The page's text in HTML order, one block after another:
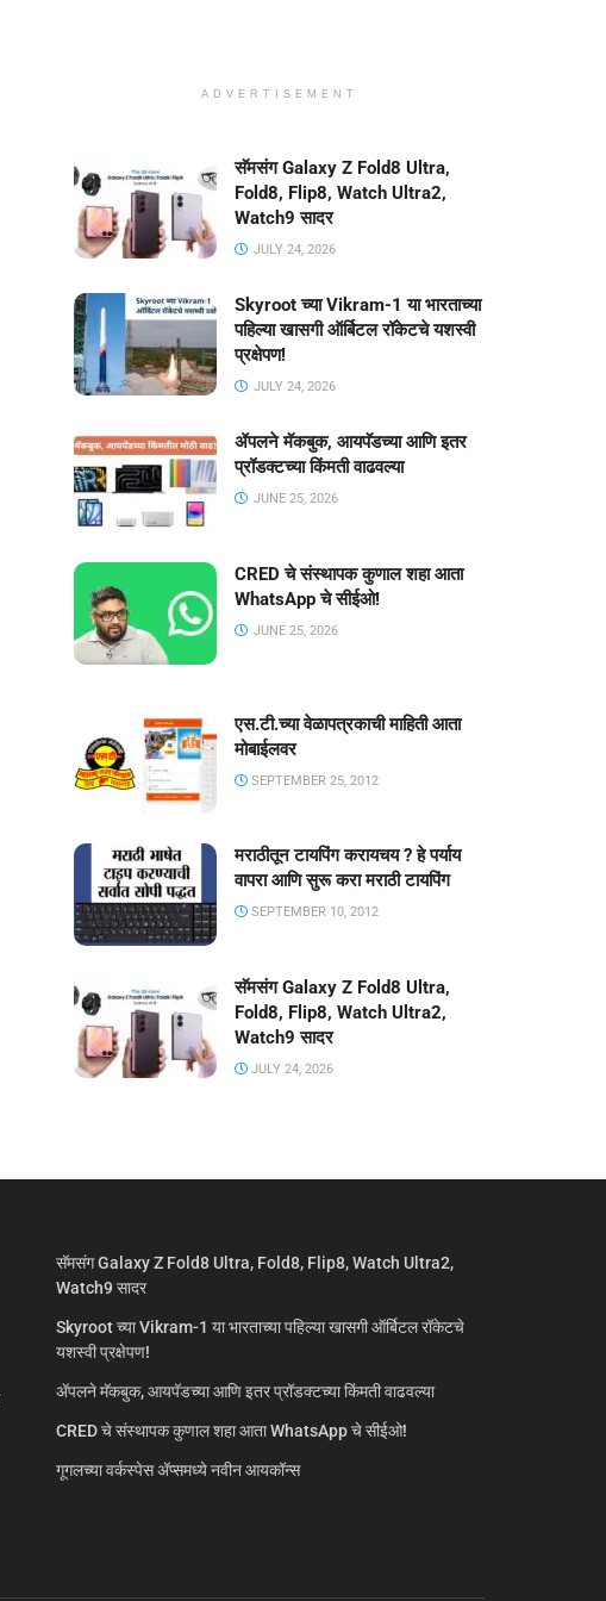
ADVERTISEMENT
सॅमसंग Galaxy Z Fold8 Ultra,
Fold8, Flip8, Watch Ultra2,
Watch9 सादर
JULY 24, 2026
Skyroot च्या Vikram-1 या भारताच्या
पहिल्या खासगी ऑर्बिटल रॉकेटचे यशस्वी
प्रक्षेपण!
JULY 24, 2026
ॲपलने मॅकबुक, आयपॅडच्या आणि इतर
प्रॉडक्टच्या किंमती वाढवल्या
JUNE 25, 2026
CRED चे संस्थापक कुणाल शहा आता
WhatsApp चे सीईओ!
JUNE 25, 2026
एस.टी.च्या वेळापत्रकाची माहिती आता
मोबाईलवर
SEPTEMBER 25, 2012
मराठीतून टायपिंग करायचय ? हे पर्याय
वापरा आणि सुरू करा मराठी टायपिंग
SEPTEMBER 10, 2012
सॅमसंग Galaxy Z Fold8 Ultra,
Fold8, Flip8, Watch Ultra2,
Watch9 सादर
JULY 24, 2026
सॅमसंग Galaxy Z Fold8 Ultra, Fold8, Flip8, Watch Ultra2,
Watch9 सादर
Skyroot च्या Vikram-1 या भारताच्या पहिल्या खासगी ऑर्बिटल रॉकेटचे
यशस्वी प्रक्षेपण!
ॲपलने मॅकबुक, आयपॅडच्या आणि इतर प्रॉडक्टच्या किंमती वाढवल्या
CRED चे संस्थापक कुणाल शहा आता WhatsApp चे सीईओ!
गूगलच्या वर्कस्पेस अ‍ॅप्समध्ये नवीन आयकॉन्स